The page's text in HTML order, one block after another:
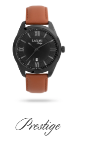
Prestige